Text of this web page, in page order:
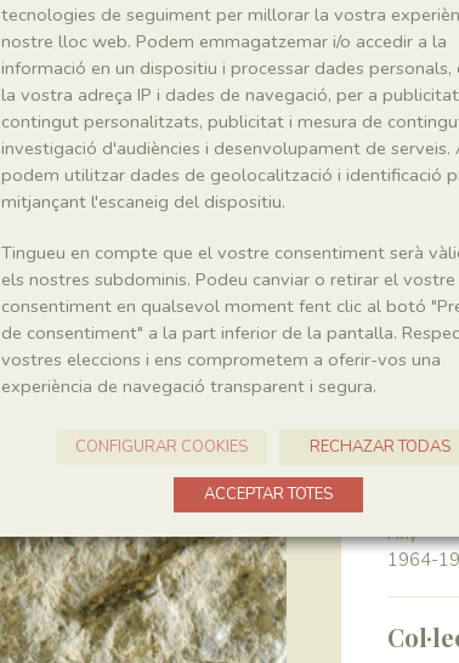
Regne
Plantae
Classe
Génere
Any
1964-
tecnologies de seguiment per millorar la vostra
nostre lloc web. Podem emmagatzemar i/o accedir a la
informació en un dispositiu i processar dades personals,
la vostra adreça IP i dades de navegació, per a
contingut personalitzats, publicitat i mesura de
investigació d'audiències i desenvolupament de serveis.
podem utilitzar dades de geolocalització i identificació
mitjançant l'escaneig del dispositiu.
Tingueu en compte que el vostre consentiment serà
els nostres subdominis. Podeu canviar o retirar el vostre
consentiment en qualsevol moment fent clic al botó
de consentiment" a la part inferior de la pantalla.
vostres eleccions i ens comprometem a oferir-vos una
experiència de navegació transparent i segura.
CONFIGURAR COOKIES RECHAZAR TODAS
ACCEPTAR TOTES